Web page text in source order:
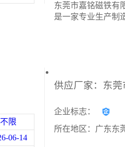
东莞市嘉铭磁铁有
是一家专业生产制
磁钮箱包皮具用磁
高性能
格美丽。
长期承接各种多线
不限
06-14
企业标志：
所在地区：广东东